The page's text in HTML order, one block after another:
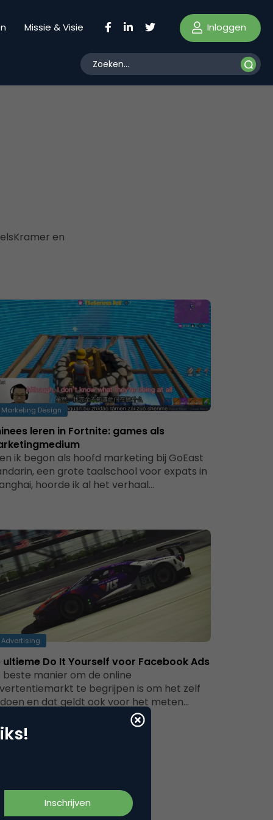
Missie & Visie Inloggen
en
Marketing Design
leren in Fortnite: games als
ik begon als hoofd marketing bij GoEast
een grote taalschool voor expats in
hoorde ik al het verhaal…
Advertising
ultieme Do It Yourself voor Facebook Ads
beste manier om de online
te begrijpen is om het zelf
en dat geldt ook voor het meten…